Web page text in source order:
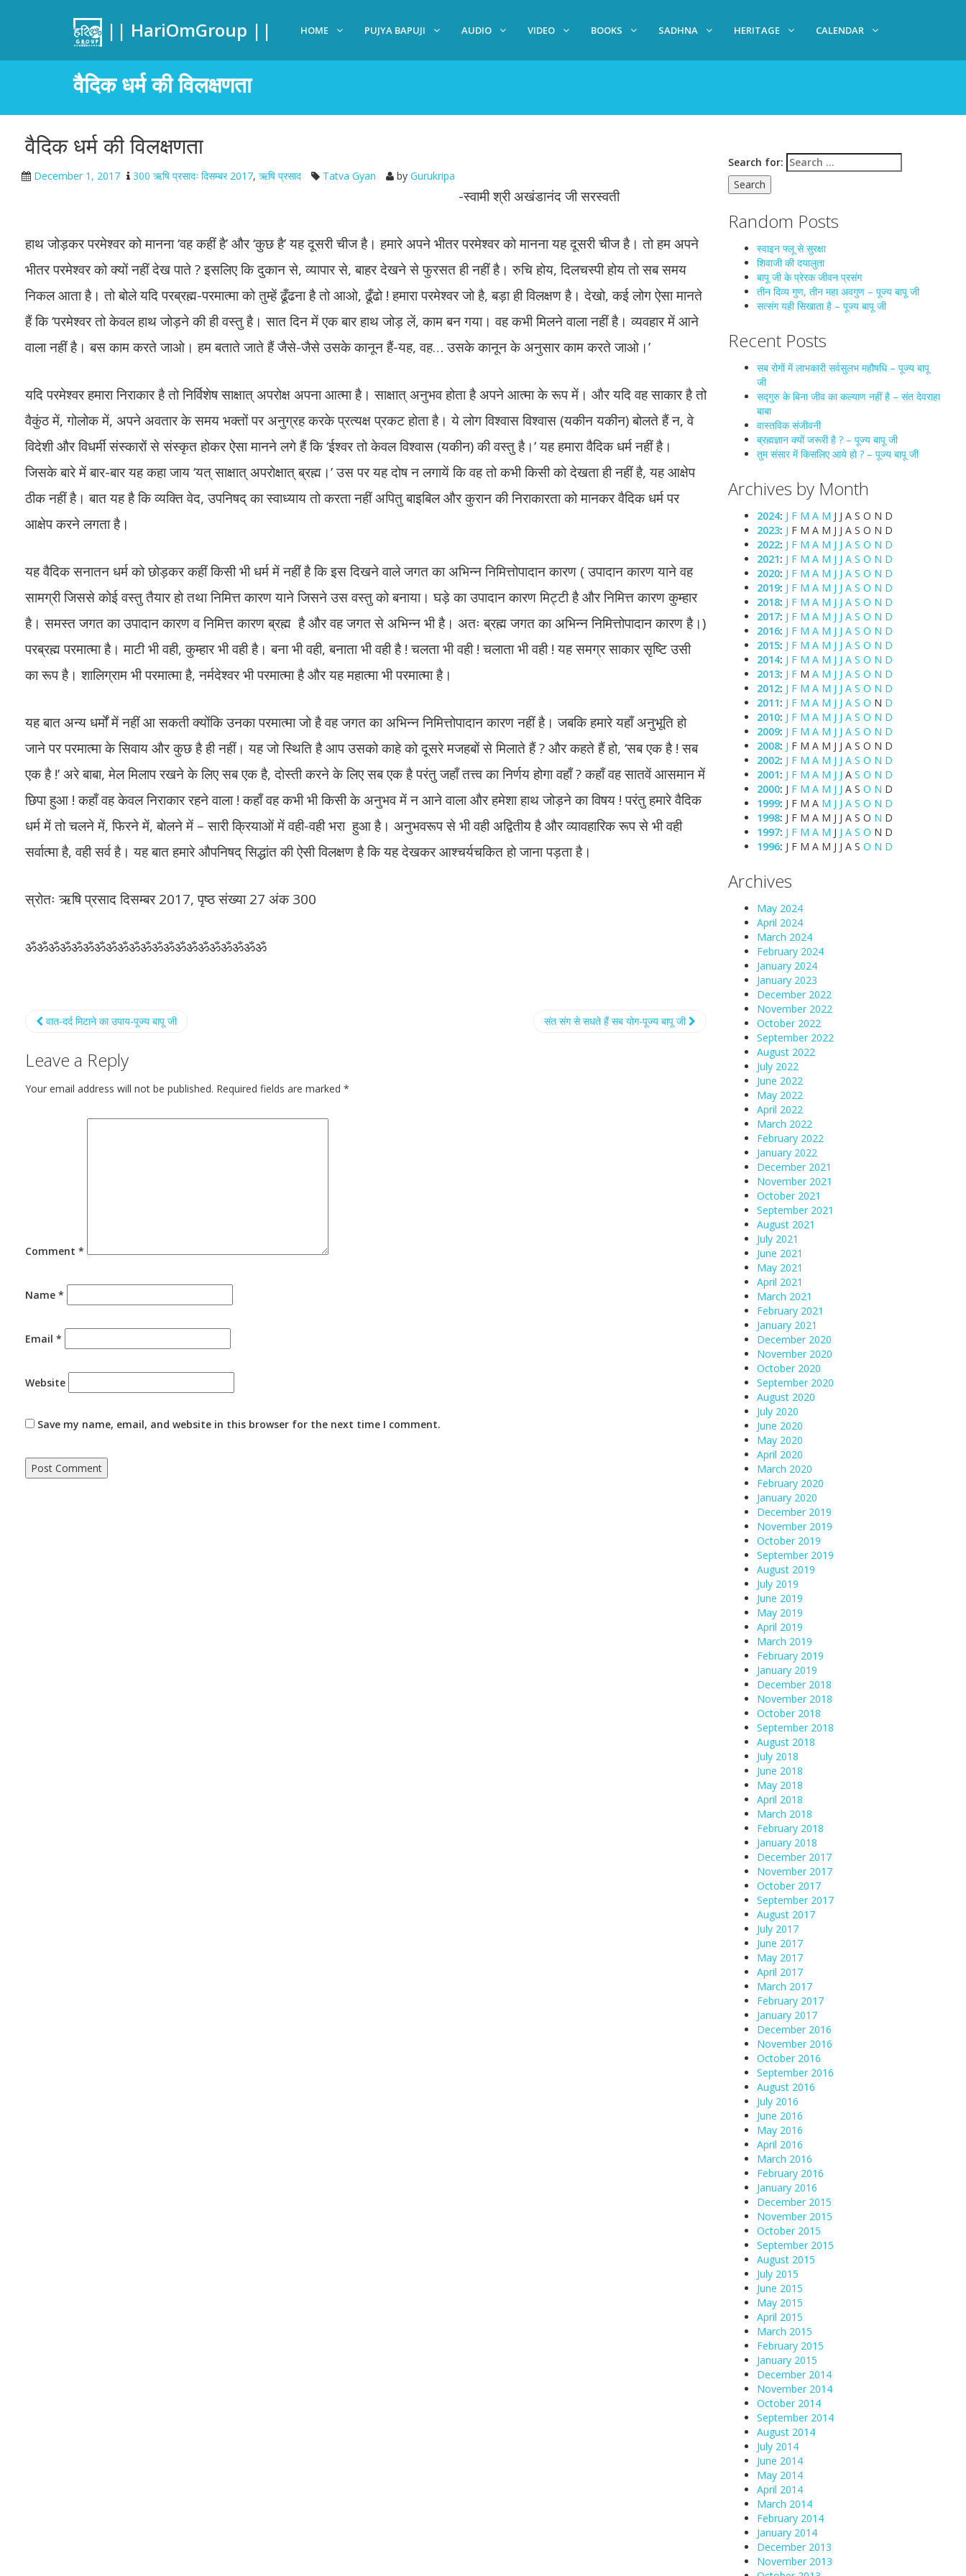
|| HariOmGroup || HOME PUJYA BAPUJI AUDIO VIDEO BOOKS SADHNA HERITAGE CALENDAR
वैदिक धर्म की विलक्षणता
वैदिक धर्म की विलक्षणता
December 1, 2017 300 ऋषि प्रसादः दिसम्बर 2017, ऋषि प्रसाद Tatva Gyan by Gurukripa
-स्वामी श्री अखंडानंद जी सरस्वती
हाथ जोड़कर परमेश्वर को मानना ‘वह कहीं है’ और ‘कुछ है’ यह दूसरी चीज है। हमारे अपने भीतर परमेश्वर को मानना यह दूसरी चीज है। तो हम अपने
भीतर परमेश्वर को क्यों नहीं देख पाते ? इसलिए कि दुकान से, व्यापार से, बाहर देखने से फुरसत ही नहीं है। रुचि होय, दिलचस्पी होय तो सब समय
निकल आता है। तो बोले यदि परब्रह्म-परमात्मा को तुम्हें ढूँढना है तो आओ, ढूँढो ! हमारा परमेश्वर जो है, बड़ा ही विलक्षण है। देखो, कई लोग ऐसा मानते
हैं कि ‘परमेश्वर तो केवल हाथ जोड़ने की ही वस्तु है। सात दिन में एक बार हाथ जोड़ लें, काम बन गया। वह कभी मिलने वाला नहीं है। व्यवहार में आने
वाला नहीं है। बस काम करते जाओ। हम बताते जाते हैं जैसे-जैसे उसके कानून हैं-यह, वह… उसके कानून के अनुसार काम करते जाओ।’
यदि परमेश्वर हमारा निराकार है तो निर्विशेष साक्षात् अपरोक्ष अपना आत्मा है। साक्षात् अनुभव होता है अपने आत्मा के रूप में। और यदि वह साकार है तो
वैकुंठ में, गोलोक में, अपने अवतार के समय भक्तों पर अनुग्रह करके प्रत्यक्ष प्रकट होता है। ये लोग विश्वास विश्वास (यकीन यकीन) बोलते हैं न, वे
विदेशी और विधर्मी संस्कारों से संस्कृत होकर ऐसा मानने लगे हैं कि ‘ईश्वर तो केवल विश्वास (यकीन) की वस्तु है।’ यह हमारा वैदिक धर्म नहीं है।
जिसके बारे में बार-बार यह कहा जाय ‘यत् साक्षात् अपरोक्षात् ब्रह्म।’ उस पर यह दोष न लगायें कि वह तो कभी किसी को देखता ही नहीं है, यह आक्षेप
ठीक नहीं है। बात यह है कि व्यक्ति वेद, उपनिषद् का स्वाध्याय तो करता नहीं अपितु बाइबिल और कुरान की निराकारता को मानकर वैदिक धर्म पर
आक्षेप करने लगता है।
यह वैदिक सनातन धर्म को छोड़कर कहीं किसी भी धर्म में नहीं है कि इस दिखने वाले जगत का अभिन्न निमित्तोपादान कारण ( उपादान कारण याने वह
सामग्री जिससे कोई वस्तु तैयार हो तथा निमित्त कारण याने जिसने उस वस्तु को बनाया। घड़े का उपादान कारण मिट्टी है और निमित्त कारण कुम्हार
है। समस्त जगत का उपादान कारण व निमित्त कारण ब्रह्म है और वह जगत से अभिन्न भी है। अतः ब्रह्म जगत का अभिन्न निमित्तोपादान कारण है।)
परब्रह्म परमात्मा है। माटी भी वही, कुम्हार भी वही है। बना भी वही, बनाता भी वही है ! चलता भी वही ! चलाता भी वही ! यह समग्र साकार सृष्टि उसी
का रूप है। शालिग्राम भी परमात्मा है, नर्मदेश्वर भी परमात्मा है और यह महात्मा भी परमात्मा है।
यह बात अन्य धर्मों में नहीं आ सकती क्योंकि उनका परमात्मा जो है वह जगत का अभिन्न निमित्तोपादान कारण नहीं है। जबकि हमारे यहाँ अनुभूति हो
जाने पर परमात्मा के सिवाय और कुछ है ही नहीं। यह जो स्थिति है आप उसको काहे को दूसरे मजहबों से मिलाते हैं ? और कहते हैं हो, ‘सब एक है ! सब
एक है !’ अरे बाबा, मेल मिलाप रखने के लिए सब एक है, दोस्ती करने के लिए सब एक है परंतु जहाँ तत्त्व का निर्णय होगा वहाँ ? कहाँ वह सातवें आसमान में
छिपा हुआ ! कहाँ वह केवल निराकार रहने वाला ! कहाँ वह कभी भी किसी के अनुभव में न आने वाला और हमेशा हाथ जोड़ने का विषय ! परंतु हमारे वैदिक
धर्म में तो चलने में, फिरने में, बोलने में – सारी क्रियाओं में वही-वही भरा हुआ है। अनुभवरूप से भी वही अद्वितीय है और व्यावहारिक रूप से भी वही
सर्वात्मा है, वही सर्व है। यह बात हमारे औपनिषद् सिद्धांत की ऐसी विलक्षण है कि यह देखकर आश्चर्यचकित हो जाना पड़ता है।
स्रोतः ऋषि प्रसाद दिसम्बर 2017, पृष्ठ संख्या 27 अंक 300
ॐॐॐॐॐॐॐॐॐॐॐॐॐॐॐॐॐॐॐॐॐ
वात-दर्द मिटाने का उपाय-पूज्य बापू जी संत संग से सधते हैं सब योग-पूज्य बापू जी
Leave a Reply
Your email address will not be published. Required fields are marked *
Comment *
Name *
Email *
Website
Save my name, email, and website in this browser for the next time I comment.
Search for:
Random Posts
स्वाइन फ्लू से सुरक्षा
शिवाजी की दयालुता
बापू जी के प्रेरक जीवन प्रसंग
तीन दिव्य गुण, तीन महा अवगुण – पूज्य बापू जी
सत्संग यही सिखाता है – पूज्य बापू जी
Recent Posts
सब रोगों में लाभकारी सर्वसुलभ महौषधि – पूज्य बापू
जी
सद्गुरु के बिना जीव का कल्याण नहीं है – संत देवराहा
बाबा
वास्तविक संजीवनी
ब्रह्मज्ञान क्यों जरूरी है ? – पूज्य बापू जी
तुम संसार में किसलिए आये हो ? – पूज्य बापू जी
Archives by Month
2024: J F M A M J J A S O N D
2023: J F M A M J J A S O N D
2022: J F M A M J J A S O N D
2021: J F M A M J J A S O N D
2020: J F M A M J J A S O N D
2019: J F M A M J J A S O N D
2018: J F M A M J J A S O N D
2017: J F M A M J J A S O N D
2016: J F M A M J J A S O N D
2015: J F M A M J J A S O N D
2014: J F M A M J J A S O N D
2013: J F M A M J J A S O N D
2012: J F M A M J J A S O N D
2011: J F M A M J J A S O N D
2010: J F M A M J J A S O N D
2009: J F M A M J J A S O N D
2008: J F M A M J J A S O N D
2002: J F M A M J J A S O N D
2001: J F M A M J J A S O N D
2000: J F M A M J J A S O N D
1999: J F M A M J J A S O N D
1998: J F M A M J J A S O N D
1997: J F M A M J J A S O N D
1996: J F M A M J J A S O N D
Archives
May 2024
April 2024
March 2024
February 2024
January 2024
January 2023
December 2022
November 2022
October 2022
September 2022
August 2022
July 2022
June 2022
May 2022
April 2022
March 2022
February 2022
January 2022
December 2021
November 2021
October 2021
September 2021
August 2021
July 2021
June 2021
May 2021
April 2021
March 2021
February 2021
January 2021
December 2020
November 2020
October 2020
September 2020
August 2020
July 2020
June 2020
May 2020
April 2020
March 2020
February 2020
January 2020
December 2019
November 2019
October 2019
September 2019
August 2019
July 2019
June 2019
May 2019
April 2019
March 2019
February 2019
January 2019
December 2018
November 2018
October 2018
September 2018
August 2018
July 2018
June 2018
May 2018
April 2018
March 2018
February 2018
January 2018
December 2017
November 2017
October 2017
September 2017
August 2017
July 2017
June 2017
May 2017
April 2017
March 2017
February 2017
January 2017
December 2016
November 2016
October 2016
September 2016
August 2016
July 2016
June 2016
May 2016
April 2016
March 2016
February 2016
January 2016
December 2015
November 2015
October 2015
September 2015
August 2015
July 2015
June 2015
May 2015
April 2015
March 2015
February 2015
January 2015
December 2014
November 2014
October 2014
September 2014
August 2014
July 2014
June 2014
May 2014
April 2014
March 2014
February 2014
January 2014
December 2013
November 2013